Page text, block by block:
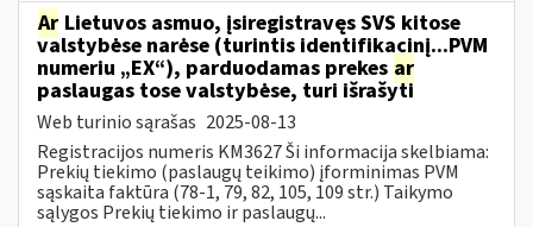
Ar Lietuvos asmuo, įsiregistravęs SVS kitose
valstybėse narėse (turintis identifikacinį...PVM
numeriu „EX“), parduodamas prekes ar
paslaugas tose valstybėse, turi išrašyti
Web turinio sąrašas 2025-08-13
Registracijos numeris KM3627 Ši informacija skelbiama:
Prekių tiekimo (paslaugų teikimo) įforminimas PVM
sąskaita faktūra (78-1, 79, 82, 105, 109 str.) Taikymo
sąlygos Prekių tiekimo ir paslaugų...